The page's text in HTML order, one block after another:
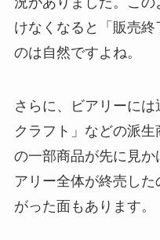
けなくなると「販売
のは自然ですよね。
さらに、ビアリーに
クラフト」などの派
の一部商品が先に見
アリー全体が終売し
がった面もあります。